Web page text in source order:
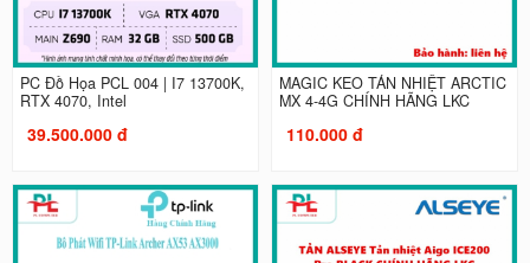
PC Đồ Họa PCL 004 | I7 13700K,
RTX 4070, Intel
39.500.000 đ
MAGIC KEO TẢN NHIỆT ARCTIC
MX 4-4G CHÍNH HÃNG LKC
110.000 đ